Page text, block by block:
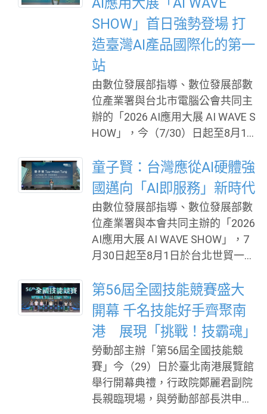
材、精準健康、淨零科技、先進材
料等多元領域，展現臺灣科研成果
與產業應用能量，打造產學研合作
交流的重要平台。 除了技術展示
外，今年也規劃多元交流機制，包
含創新技術發表會、企業專屬技術
導覽及一對一技
理。 為推動無人機監管改革，美國
聯邦通訊委員會（FCC）於2025年
12月宣布將對外國製無人機系統
（UAS）及其關鍵零組件列入限制
清單；續於本(2026)年1月公告豁免
「BlueUAS」清單或符合「購買美
國貨標準」之產品，有效期限可至
2027年1月1日屆期。 美國聯邦通
訊委員會（FCC）本年7月21日發
布公告及事實文件，就無人機供應
鏈安全提出兩項措施：一為延長符
合特定條件之外國製無人機及零組
件豁免期限（由原2027年1月1日屆
期，延長至2028年1月1日），二為
就禁止外國製軍規無人機進口或銷
售徵詢意
SHOW」首日強勢登場 打
造臺灣AI產品國際化的第一
站
由數位發展部指導、數位發展部數
位產業署與台北市電腦公會共同主
辦的「2026 AI應用大展 AI WAVE S
HOW」，今（7/30）日起至8月1日
會以「AI Ready，即刻實戰」為主
軸，開展首日即展現強勁產業對接
能量。現場集結超過200家國內外
優質業者，展示逾350項AI實戰解
方，並吸引美國、日本、南韓、瑞
士、越南及新加坡等多國代表跨海
參與，展現臺灣AI軟硬體生態系鏈
國際夥伴 數位發展部以五大工具助
業者「從驗證走向落地」 上午率先
登場的「AI for Motion：自主智慧
新紀元」國際系列論壇，由數位產
業署林俊秀署長開場致詞。林俊秀
署長指出，臺灣過去以半導體與資
通訊硬體代工聞名，但背後更有一
群深耕多年的軟體與軟硬整合業
童子賢：台灣應從AI硬體強
國邁向「AI即服務」新時代
由數位發展部指導、數位發展部數
位產業署與本會共同主辦的「2026
AI應用大展 AI WAVE SHOW」，7
月30日起至8月1日於台北世貿一館
焦AI產業落地年度重頭戲，本屆展
會以「AI Ready，即刻實戰」為主
軸，集結超過200家國內外廠商，
共同展出超過350項AI解方；邀請5
0位國內外專家分享AI產業發展趨
勢，吸引美國、日本、南韓、瑞
士、越南及新加坡等多國代表參
與，並辦理50場論壇與商業交流活
第56屆全國技能競賽盛大
開幕 千名技能好手齊聚南
港 展現「挑戰！技霸魂」
勞動部主辦「第56屆全國技能競
賽」今（29）日於臺北南港展覽館
舉行開幕典禮，行政院鄭麗君副院
長親臨現場，與勞動部部長洪申